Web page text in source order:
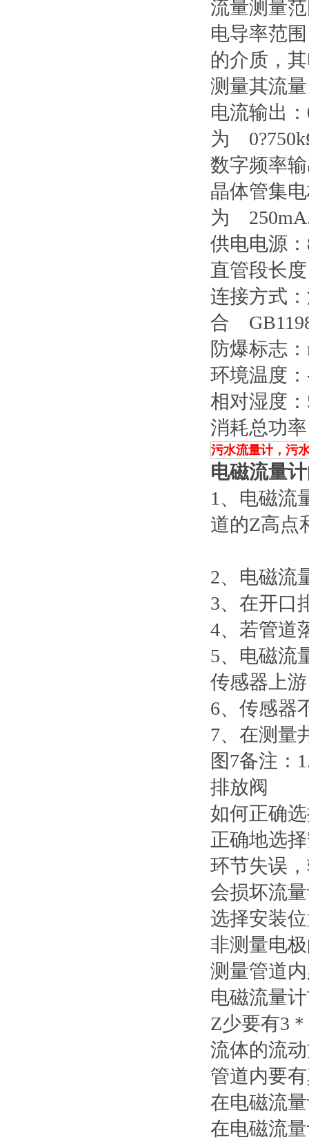
流量测量
电导率范
的介质，
测量其流
电流输出
为
数字频率
晶体管集
为
供电电源：
直管段长
连接方式
合
防爆标志
环境温度
相对湿度：
消耗总功
污水流量计，污
电磁流量
1、电磁流
道的Z高点
2、电磁流
3、在开口
4、若管道
5、电磁流
传感器上
6、传感器
7、在测量
图7备注：
排放阀
如何正确
正确地选
环节失误
会损坏流
选择安装
非测量电
测量管道
电磁流量
Z少要有3
流体的流
管道内要
在电磁流
在电磁流